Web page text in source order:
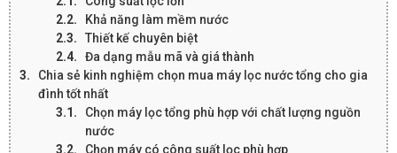
Khả năng làm mềm nước
Thiết kế chuyên biệt
Đa dạng mẫu mã và giá thành
Chia sẻ kinh nghiệm chọn mua máy lọc nước tổng cho gia
đình tốt nhất
Chọn máy lọc tổng phù hợp với chất lượng nguồn
nước
Chọn máy có công suất lọc phù hợp